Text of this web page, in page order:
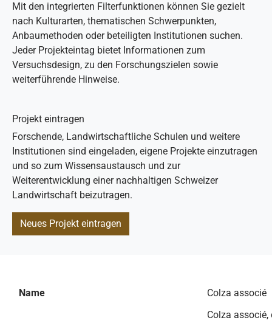
Mit den integrierten Filterfunktionen können Sie gezielt
nach Kulturarten, thematischen Schwerpunkten,
Anbaumethoden oder beteiligten Institutionen suchen.
Jeder Projekteintag bietet Informationen zum
Versuchsdesign, zu den Forschungszielen sowie
weiterführende Hinweise.
Projekt eintragen
Forschende, Landwirtschaftliche Schulen und weitere
Institutionen sind eingeladen, eigene Projekte einzutragen
und so zum Wissensaustausch und zur
Weiterentwicklung einer nachhaltigen Schweizer
Landwirtschaft beizutragen.
Neues Projekt eintragen
Name Colza associé
Colza